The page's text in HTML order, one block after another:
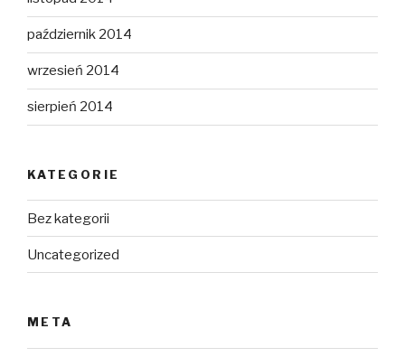
październik 2014
wrzesień 2014
sierpień 2014
KATEGORIE
Bez kategorii
Uncategorized
META